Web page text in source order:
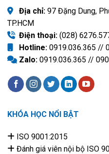
Địa chỉ:97 Đặng Dung,
TP.HCM
Điện thoại:(028)
Hotline:0919.036.365 //
Zalo:0919.036.365 //
KHÓA HỌC NỔI BẬT
ISO 9001:2015
Đánh giá viên nội bộ ISO